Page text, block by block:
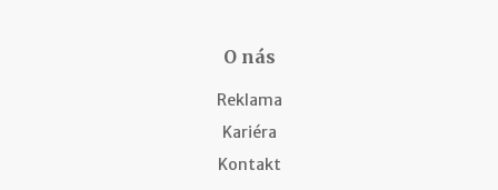
O nás
Reklama
Kariéra
Kontakt